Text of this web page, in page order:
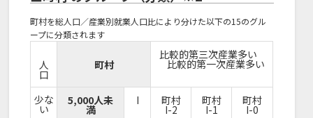
町村を総人口／産業別就業人口比により分けた以下の15のグル
ープに分類されます
人
口
町村
比較的第三次産業多い
比較的第一次産業多い
少な
い
5,000人未
満
I 町村
I-2
町村
I-1
町村
I-0